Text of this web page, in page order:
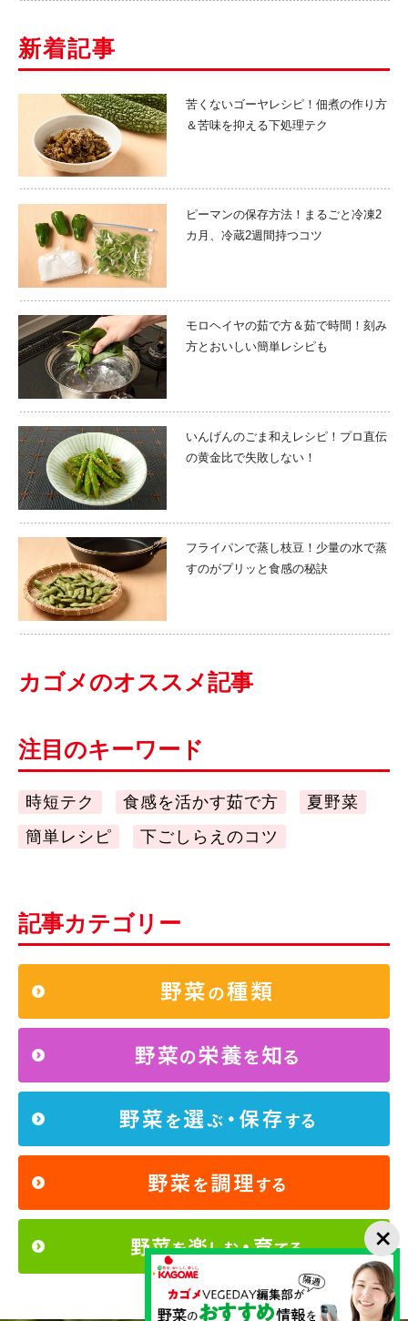
新着記事
苦くないゴーヤレシピ！佃煮の作り方
＆苦味を抑える下処理テク
ピーマンの保存方法！まるごと冷凍2
カ月、冷蔵2週間持つコツ
モロヘイヤの茹で方＆茹で時間！刻み
方とおいしい簡単レシピも
いんげんのごま和えレシピ！プロ直伝
の黄金比で失敗しない！
フライパンで蒸し枝豆！少量の水で蒸
すのがプリッと食感の秘訣
カゴメのオススメ記事
注目のキーワード
時短テク 食感を活かす茹で方
夏野菜
簡単レシピ
下ごしらえのコツ
記事カテゴリー